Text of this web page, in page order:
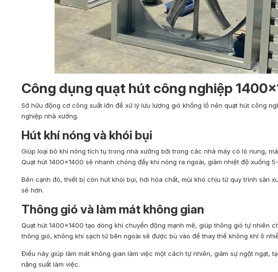
Công dụng quạt hút công nghiệp
Sở hữu động cơ công suất lớn để xử lý lưu lượng gió khổng lồ nên quạt hút công
nghiệp nhà xưởng.
Hút khí nóng và khói bụi
Giúp loại bỏ khí nóng tích tụ trong nhà xưởng bởi trong các nhà máy có lò nung,
Quạt hút 1400×1400 sẽ nhanh chóng đẩy khí nóng ra ngoài, giảm nhiệt độ xuống 5-
Bên cạnh đó, thiết bị còn hút khói bụi, hơi hóa chất, mùi khó chịu từ quy trình sản
sẽ hơn.
Thông gió và làm mát không gian
Quạt hút 1400×1400 tạo dòng khí chuyển động mạnh mẽ, giúp thông gió tự nhiên
thông gió, không khí sạch từ bên ngoài sẽ được bù vào để thay thế không khí ô
Điều này giúp làm mát không gian làm việc một cách tự nhiên, giảm sự ngột ngạt,
năng suất làm việc.